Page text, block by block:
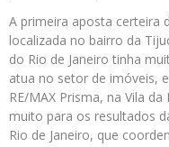
A primeira aposta certeira
localizada no bairro da
do Rio de Janeiro tinha
atua no setor de imóveis,
RE/MAX Prisma, na Vila
muito para os resultados
Rio de Janeiro, que